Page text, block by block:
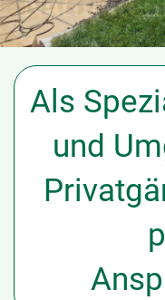
Jobangebote
Als
und